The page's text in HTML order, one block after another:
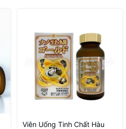
Viên Uống Tinh Chất Hàu